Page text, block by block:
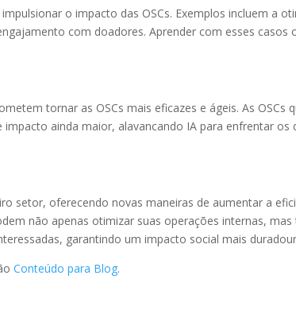
o impacto das OSCs. Exemplos incluem a
com doadores. Aprender com esses casos
tornar as OSCs mais eficazes e ágeis. As OSCs
ainda maior, alavancando IA para enfrentar os
setor, oferecendo novas maneiras de aumentar a
não apenas otimizar suas operações internas,
garantindo um impacto social mais
Conteúdo para Blog.